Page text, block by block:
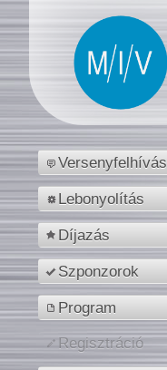
Versenyfelhívás
Lebonyolítás
Díjazás
Szponzorok
Program
Regisztráció